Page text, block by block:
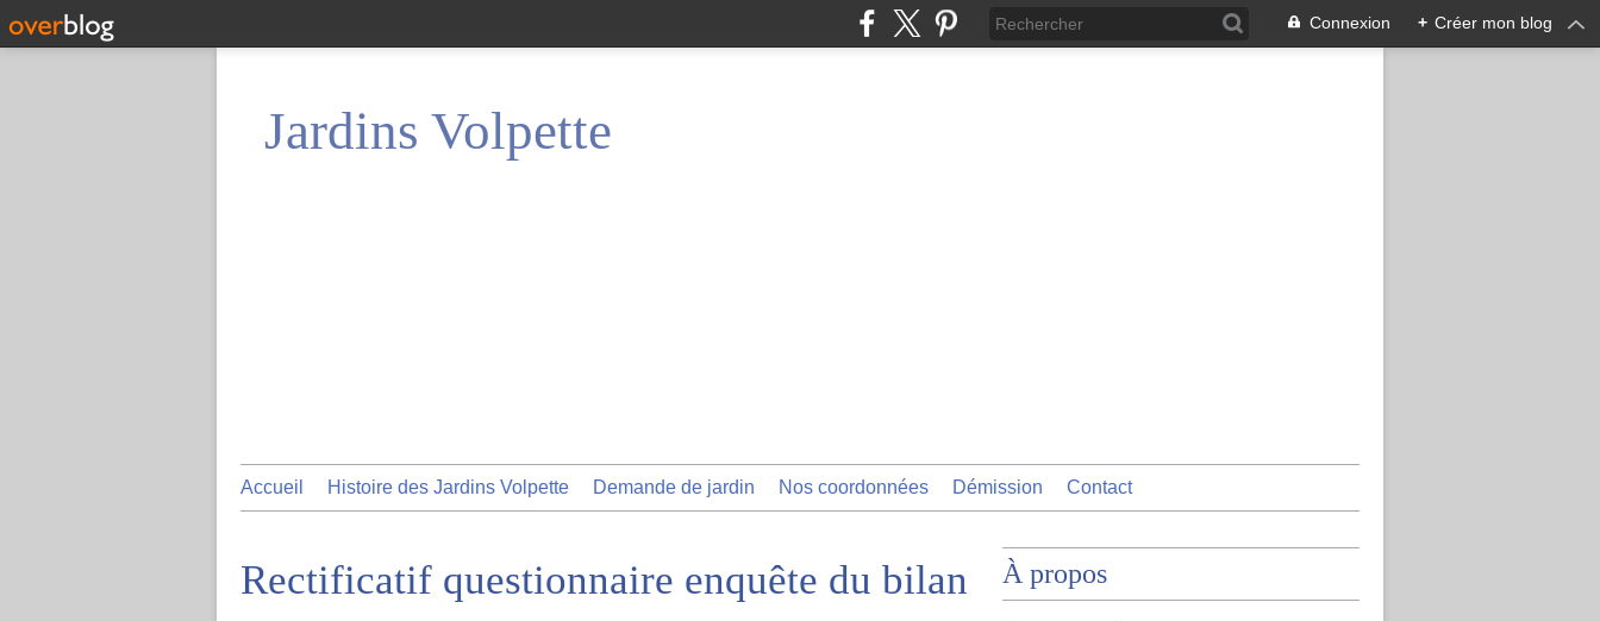
Connexion + Créer mon blog
Jardins Volpette
Accueil Histoire des Jardins Volpette Demande de jardin Nos coordonnées Démission Contact
Rectificatif questionnaire enquête du bilan
À propos